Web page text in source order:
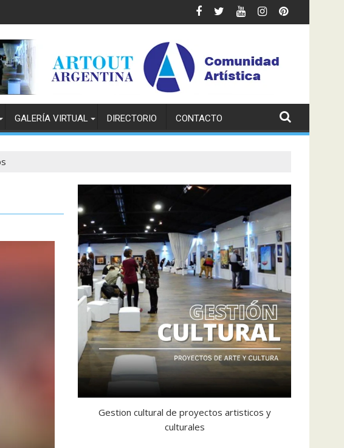
GALERÍA VIRTUAL DIRECTORIO CONTACTO
Gestion cultural de proyectos artisticos y
culturales